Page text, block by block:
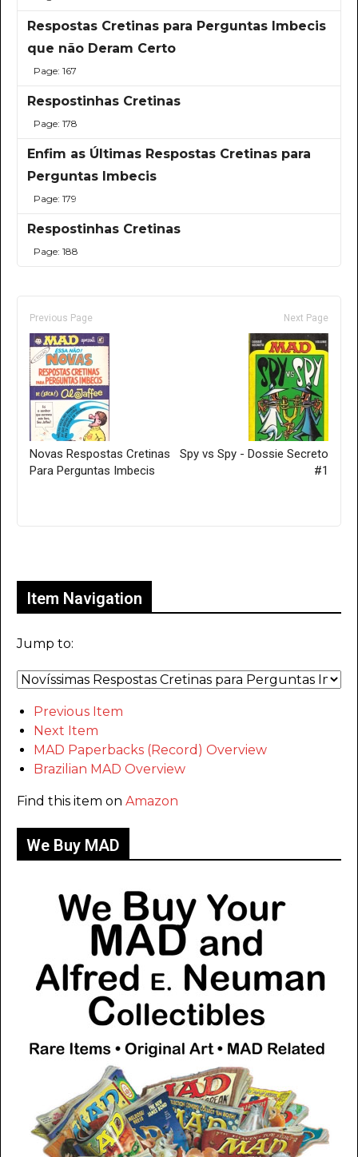
Respostas Cretinas para Perguntas Imbecis
que não Deram Certo
Page: 167
Respostinhas Cretinas
Page: 178
Enfim as Últimas Respostas Cretinas para
Perguntas Imbecis
Page: 179
Respostinhas Cretinas
Page: 188
Previous Page
Novas Respostas Cretinas
Para Perguntas Imbecis
Next Page
Spy vs Spy - Dossie Secreto
#1
Item Navigation
Jump to:
Previous Item
Next Item
MAD Paperbacks (Record) Overview
Brazilian MAD Overview
Find this item on Amazon
We Buy MAD